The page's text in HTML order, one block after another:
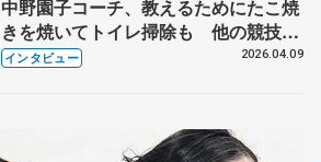
中野園子コーチ、教えるためにたこ焼
きを焼いてトイレ掃除も 他の競技に
も通用するという坂本花織の筋肉
インタビュー 2026.04.09